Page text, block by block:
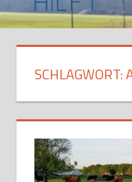
SCHLAGWORT: